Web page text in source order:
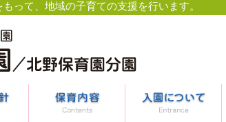
って、地域の子育ての支援を行います。